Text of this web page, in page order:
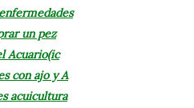
un pez
Acuario(ic
con ajo y A
acuicultura